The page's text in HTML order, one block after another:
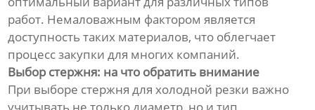
работ. Немаловажным фактором является
доступность таких материалов, что облегчает
процесс закупки для многих компаний.
Выбор стержня: на что обратить внимание
При выборе стержня для холодной резки важно